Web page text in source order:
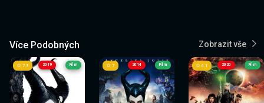
Více Podobných Zobrazit vše
2019
7.3 Film 2014
7 Film 2020
6.1 Film